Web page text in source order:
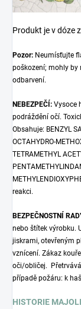
Produkt je v dóze
Pozor: Neumísťujte
poškození; mohly by
odbarvení.
NEBEZPEČÍ: Vysoce
podráždění očí.
Obsahuje: BENZYL
OCTAHYDRO-
TETRAMETHYL
reakci.
BEZPEČNOSTNÍ
nebo štítek výrobku.
jiskrami, otevřeným
vznícení. Zákaz
oči/obličej.
případě požáru: k
HISTORIE